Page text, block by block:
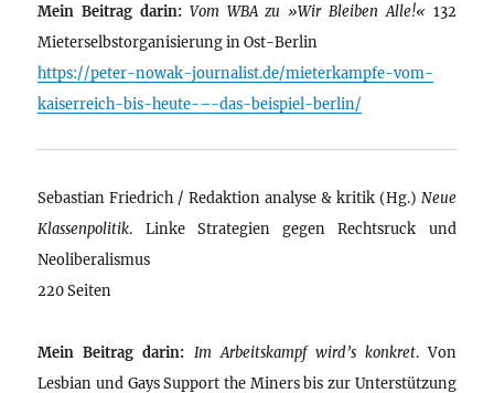
Mein Beitrag darin: Vom WBA zu »Wir Bleiben Alle!« 132
Mieterselbstorganisierung in Ost-Berlin
https://peter-nowak-journalist.de/mieterkampfe-vom-
kaiserreich-bis-heute-–-das-beispiel-berlin/
Sebastian Friedrich / Redaktion analyse & kritik (Hg.) Neue
Klassenpolitik. Linke Strategien gegen Rechtsruck und
Neoliberalismus
220 Seiten
Mein Beitrag darin: Im Arbeitskampf wird’s konkret. Von
Lesbian und Gays Support the Miners bis zur Unterstützung